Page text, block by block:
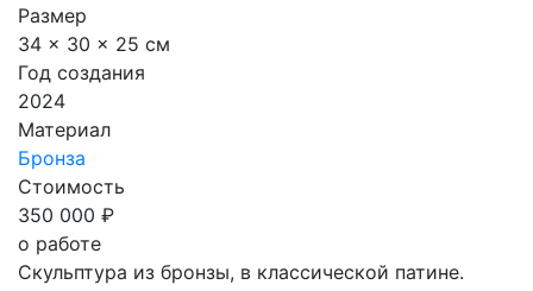
Размер
34 x 30 x 25 см
Год создания
2024
Материал
Бронза
Стоимость
350 000 ₽
о работе
Скульптура из бронзы, в классической патине.